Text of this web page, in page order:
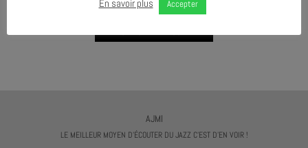
AJMI
LE MEILLEUR MOYEN D'ÉCOUTER DU JAZZ C'EST D'EN VOIR !
En savoir plus Accepter